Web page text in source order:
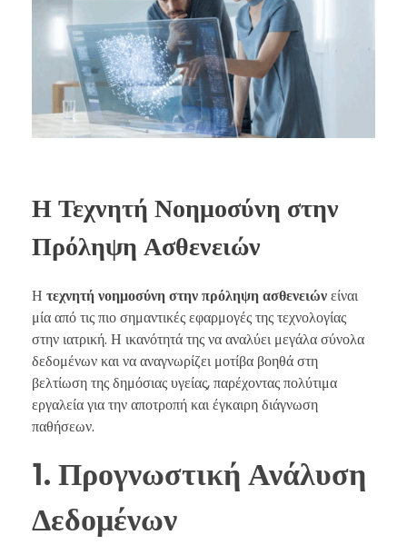
Η Τεχνητή Νοημοσύνη στην
Πρόληψη Ασθενειών
Η τεχνητή νοημοσύνη στην πρόληψη ασθενειώνείναι
μία από τις πιο σημαντικές εφαρμογές της τεχνολογίας
στην ιατρική. Η ικανότητά της να αναλύει μεγάλα σύνολα
δεδομένων και να αναγνωρίζει μοτίβα βοηθά στη
βελτίωση της δημόσιας υγείας, παρέχοντας πολύτιμα
εργαλεία για την αποτροπή και έγκαιρη διάγνωση
παθήσεων.
1. Προγνωστική Ανάλυση
Δεδομένων